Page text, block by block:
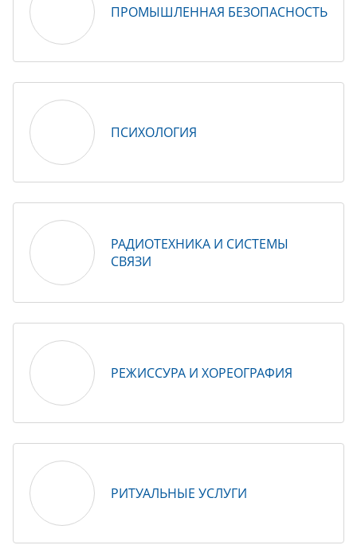
ПРОМЫШЛЕННАЯ БЕЗОПАСНОСТЬ
ПСИХОЛОГИЯ
РАДИОТЕХНИКА И СИСТЕМЫ
СВЯЗИ
РЕЖИССУРА И ХОРЕОГРАФИЯ
РИТУАЛЬНЫЕ УСЛУГИ